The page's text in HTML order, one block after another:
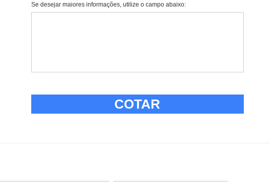
Se desejar maiores informações, utilize o campo abaixo:
COTAR